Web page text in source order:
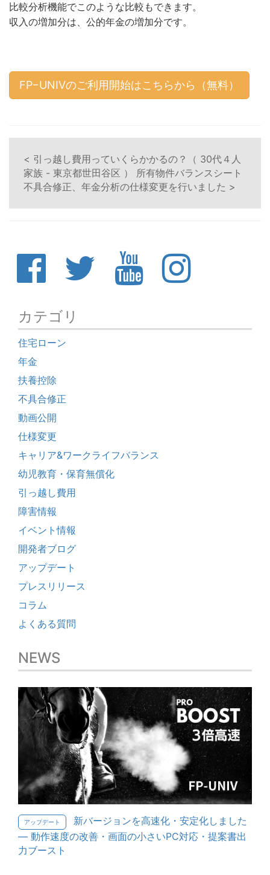
比較分析機能でこのような比較もできます。
収入の増加分は、公的年金の増加分です。
FP−UNIVのご利用開始はこちらから（無料）
< 引っ越し費用っていくらかかるの？（ 30代４人
家族 - 東京都世田谷区 ）
所有物件バランスシート
不具合修正、年金分析の仕様変更を行いました >
カテゴリ
住宅ローン
年金
扶養控除
不具合修正
動画公開
仕様変更
キャリア&ワークライフバランス
幼児教育・保育無償化
引っ越し費用
障害情報
イベント情報
開発者ブログ
アップデート
プレスリリース
コラム
よくある質問
NEWS
アップデート
新バージョンを高速化・安定化しました
— 動作速度の改善・画面の小さいPC対応・提案書出
力ブースト